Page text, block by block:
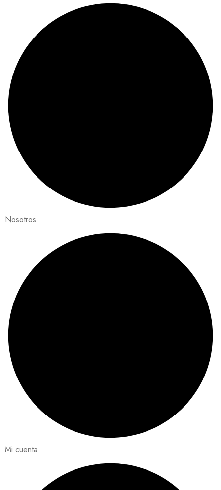
Nosotros
Mi cuenta